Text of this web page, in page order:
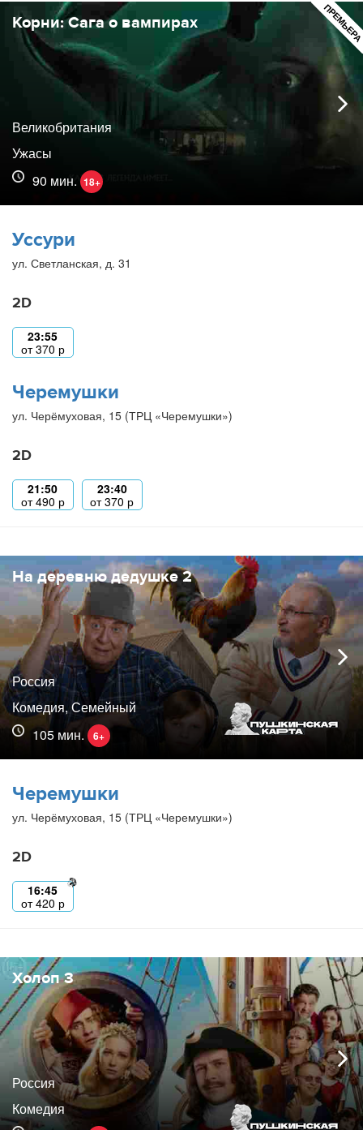
Корни: Сага о вампирах
Великобритания
Ужасы
90 мин. 18+
Уссури
ул. Светланская, д. 31
2D
23:55
от370 р
Черемушки
ул. Черёмуховая, 15 (ТРЦ «Черемушки»)
2D
21:50
от490 р
23:40
от370 р
На деревню дедушке 2
Россия
Комедия, Семейный
105 мин.
6+
Черемушки
ул. Черёмуховая, 15 (ТРЦ «Черемушки»)
2D
16:45
от420 р
Холоп 3
Россия
Комедия